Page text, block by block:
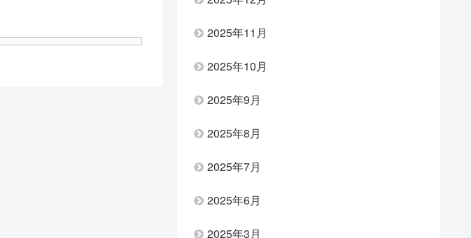
2025年11月
2025年10月
2025年9月
2025年8月
2025年7月
2025年6月
2025年3月